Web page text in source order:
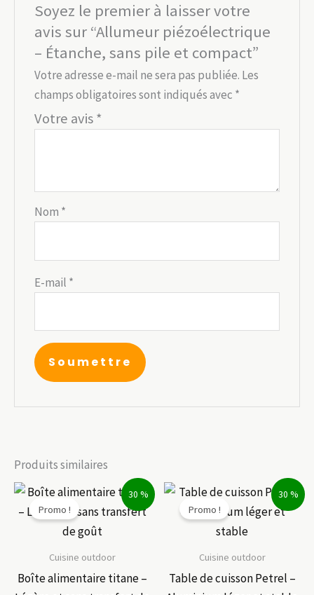
Soyez le premier à laisser votre
avis sur “Allumeur piézoélectrique
– Étanche, sans pile et compact”
Votre adresse e-mail ne sera pas publiée. Les
champs obligatoires sont indiqués avec *
Votre avis*
Nom *
E-mail *
Produits similaires
30 %
Promo !
Cuisine outdoor
Boîte alimentaire titane –
30 %
Promo !
Cuisine outdoor
Table de cuisson Petrel –